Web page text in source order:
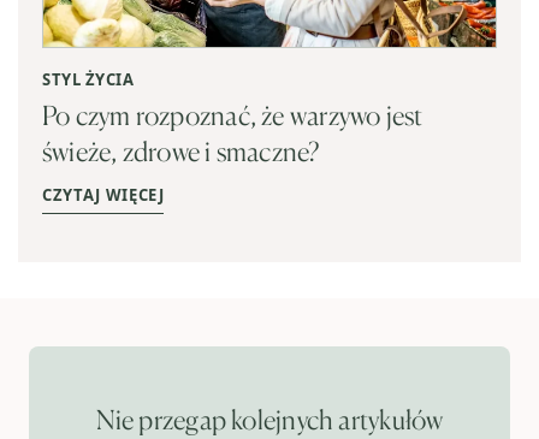
STYL ŻYCIA
Po czym rozpoznać, że warzywo jest
świeże, zdrowe i smaczne?
CZYTAJ WIĘCEJ
Nie przegap kolejnych artykułów